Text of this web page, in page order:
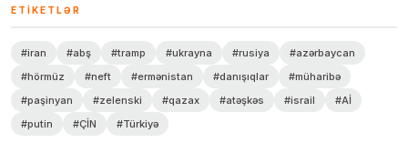
ETIKETLƏR
#iran #abş #tramp #ukrayna #rusiya
#azərbaycan
#hörmüz
#neft #ermənistan #danışıqlar
#müharibə
#paşinyan
#zelenski #qazax #atəşkəs #israil
#Aİ
#putin
#ÇİN #Türkiyə